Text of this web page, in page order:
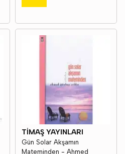
TİMAŞ YAYINLARI
Gün Solar Akşamın
Mateminden - Ahmed